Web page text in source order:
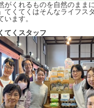
がくれるものを自然のまま
てくてくはそんなライフス
います。
てくスタッフ